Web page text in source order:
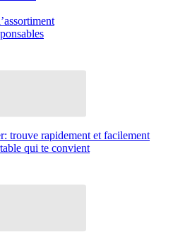
trouve rapidement et facilement
qui te convient